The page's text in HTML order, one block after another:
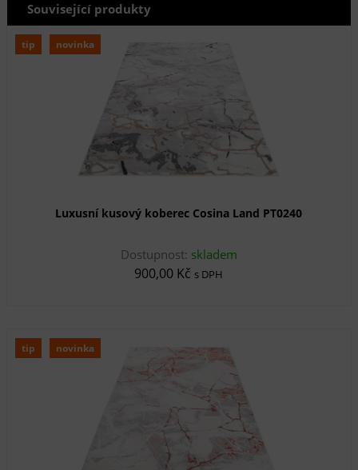
Související produkty
tip novinka
Luxusní kusový koberec Cosina Land PT0240
Dostupnost: skladem
900,00 Kč s DPH
tip novinka